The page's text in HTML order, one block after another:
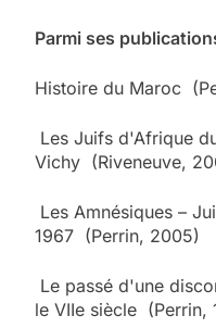
Parmi ses
Histoire du Maroc
Les Juifs d'Afrique
Vichy (Riveneuve,
Les Amnésiques –
1967 (Perrin, 2005)
Le passé d'une
le VIIe siècle (Perrin,